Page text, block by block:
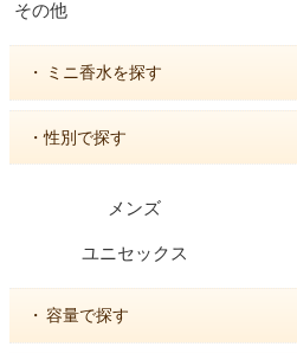
その他
・ ミニ香水を探す
・性別で探す
メンズ
ユニセックス
・ 容量で探す